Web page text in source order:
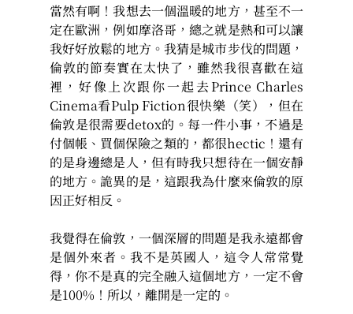
當然有啊！我想去一個溫暖的地方，甚至不一
定在歐洲，例如摩洛哥，總之就是熱和可以讓
我好好放鬆的地方。我猜是城市步伐的問題，
倫敦的節奏實在太快了，雖然我很喜歡在這
裡，好像上次跟你一起去Prince Charles
Cinema看Pulp Fiction很快樂（笑），但在
倫敦是很需要detox的。每一件小事，不過是
付個帳、買個保險之類的，都很hectic！還有
的是身邊總是人，但有時我只想待在一個安靜
的地方。詭異的是，這跟我為什麼來倫敦的原
因正好相反。
我覺得在倫敦，一個深層的問題是我永遠都會
是個外來者。我不是英國人，這令人常常覺
得，你不是真的完全融入這個地方，一定不會
是100%！所以，離開是一定的。